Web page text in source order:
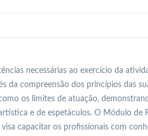
necessárias ao exercício da
da compreensão dos princípios das
os limites de atuação,
e de espetáculos. O Módulo de
capacitar os profissionais com